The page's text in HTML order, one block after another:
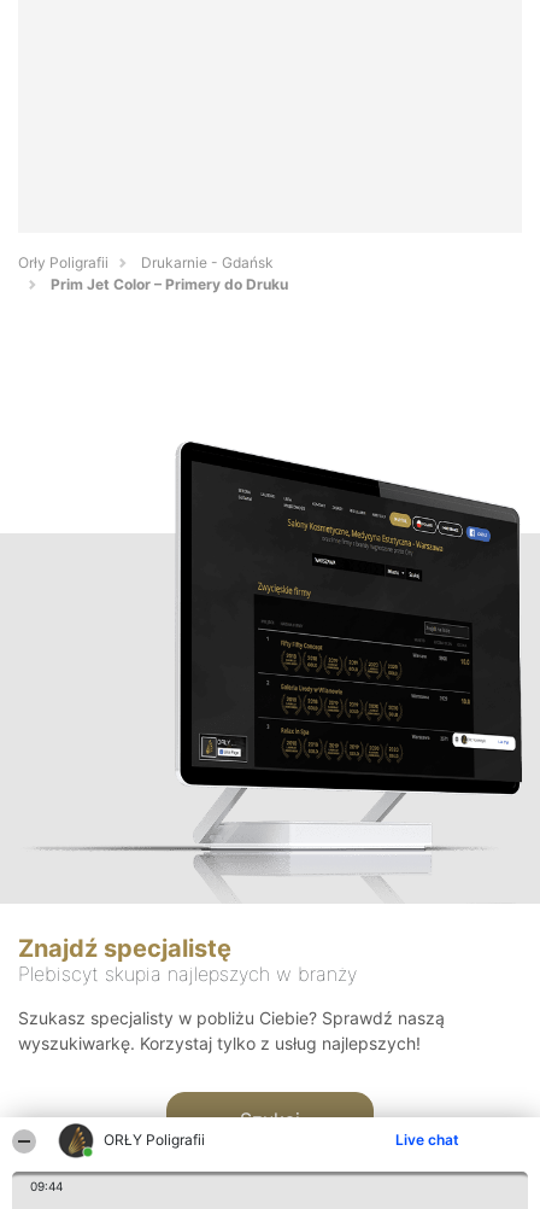
ORŁY Poligrafii Live chat
09:44
Orły Poligrafii
Drukarnie - Gdańsk
Prim Jet Color – Primery do Druku
Znajdź specjalistę
Plebiscyt skupia najlepszych w branży
Szukasz specjalisty w pobliżu Ciebie? Sprawdź naszą
wyszukiwarkę. Korzystaj tylko z usług najlepszych!
Szukaj